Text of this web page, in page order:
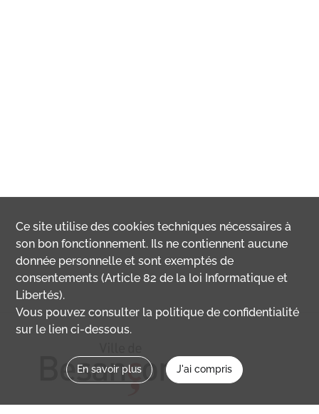
Ce site utilise descookies techniques nécessaires à
son bon fonctionnement. Ils ne contiennent aucune
donnée personnelle et sont exemptés de
consentements (Article 82 de la loi Informatique et
Libertés).
Vous pouvez consulter la politique de confidentialité
sur le lien ci-dessous.
En savoir plus J'ai compris